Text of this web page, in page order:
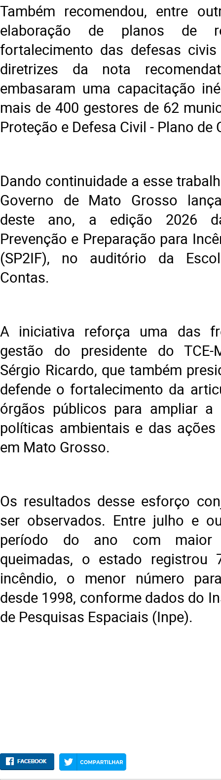
Também recomendou, entre
elaboração de planos de
fortalecimento das defesas
diretrizes da nota
embasaram uma capacitação
mais de 400 gestores de 62
Proteção e Defesa Civil - Plano de
Dando continuidade a esse
Governo de Mato Grosso
deste ano, a edição 2026
Prevenção e Preparação para
(SP2IF), no auditório da
Contas.
A iniciativa reforça uma das
gestão do presidente do TCE-
Sérgio Ricardo, que também
defende o fortalecimento da
órgãos públicos para ampliar a
políticas ambientais e das ações
em Mato Grosso.
Os resultados desse esforço
ser observados. Entre julho e
período do ano com maior
queimadas, o estado registrou
incêndio, o menor número
desde 1998, conforme dados do
de Pesquisas Espaciais (Inpe).